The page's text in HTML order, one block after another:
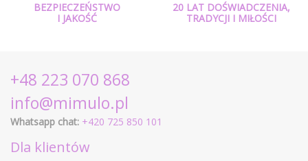
BEZPIECZEŃSTWO
I JAKOŚĆ
20 LAT DOŚWIADCZENIA,
TRADYCJI I MIŁOŚCI
+48 223 070 868
info@mimulo.pl
Whatsapp chat: +420 725 850 101
Dla klientów